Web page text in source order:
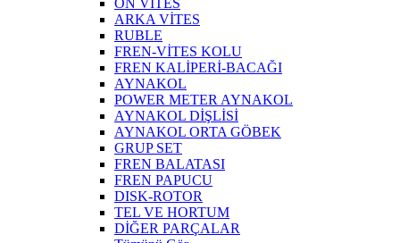
ÖN VİTES
ARKA VİTES
RUBLE
FREN-VİTES KOLU
FREN KALİPERİ-BACAĞI
AYNAKOL
POWER METER AYNAKOL
AYNAKOL DİŞLİSİ
AYNAKOL ORTA GÖBEK
GRUP SET
FREN BALATASI
FREN PAPUCU
DISK-ROTOR
TEL VE HORTUM
DİĞER PARÇALAR